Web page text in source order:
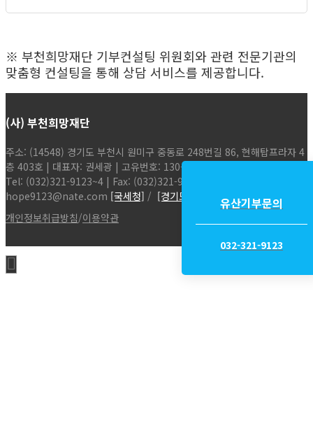
※ 부천희망재단 기부컨설팅 위원회와 관련 전문기관의
맞춤형 컨설팅을 통해 상담 서비스를 제공합니다.
(사) 부천희망재단
주소: (14548) 경기도 부천시 원미구 중동로 248번길 86, 현해탑프라자 4
층 403호 | 대표자: 권세광 | 고유번호: 130-82-16982
Tel: (032)321-9123~4 | Fax: (032)321-9134 | Email:
hope9123@nate.com [국세청] / [경기도청]
[국민권익위원회]
개인정보취급방침/이용약관
유산기부문의
032-321-9123